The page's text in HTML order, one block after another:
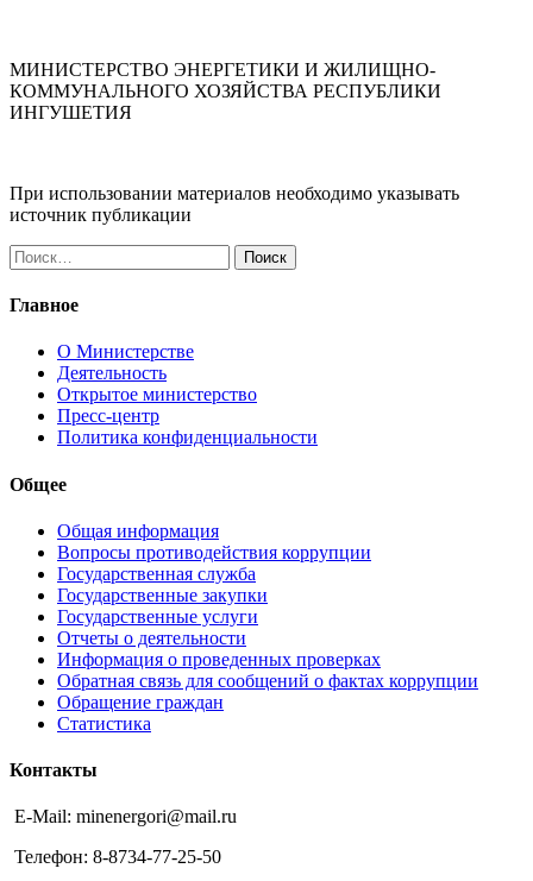
МИНИСТЕРСТВО ЭНЕРГЕТИКИ И ЖИЛИЩНО-
КОММУНАЛЬНОГО ХОЗЯЙСТВА РЕСПУБЛИКИ
ИНГУШЕТИЯ
При использовании материалов необходимо указывать
источник публикации
Найти:
Главное
О Министерстве
Деятельность
Открытое министерство
Пресс-центр
Политика конфиденциальности
Общее
Общая информация
Вопросы противодействия коррупции
Государственная служба
Государственные закупки
Государственные услуги
Отчеты о деятельности
Информация о проведенных проверках
Обратная связь для сообщений о фактах коррупции
Обращение граждан
Статистика
Контакты
E-Mail: minenergori@mail.ru
Телефон: 8-8734-77-25-50